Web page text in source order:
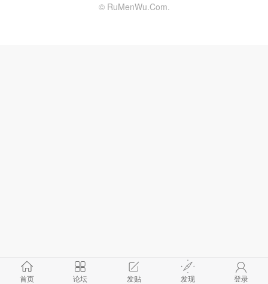
首页 论坛 发贴 发现 登录
© RuMenWu.Com.